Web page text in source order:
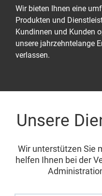
Wir bieten Ihnen eine
Produkten und
Kundinnen und Kunden
unsere jahrzehntelange
verlassen.
Unsere
Wir unterstützen Sie
helfen Ihnen bei der